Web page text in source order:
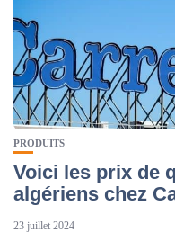
PRODUITS
Voici les prix de
algériens chez
23 juillet 2024